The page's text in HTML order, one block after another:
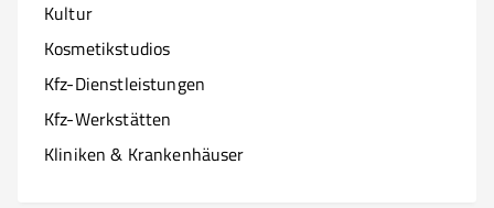
Kultur
Kosmetikstudios
Kfz-Dienstleistungen
Kfz-Werkstätten
Kliniken & Krankenhäuser